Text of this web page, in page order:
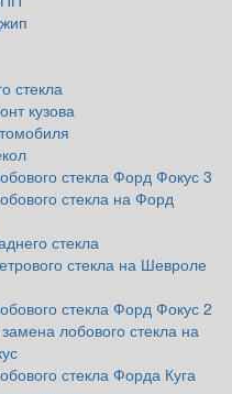
стекла
кузова
стекла Форд Фокус 3
стекла на Форд
стекла
стекла на Шевроле
стекла Форд Фокус 2
лобового стекла на
стекла Форда Куга